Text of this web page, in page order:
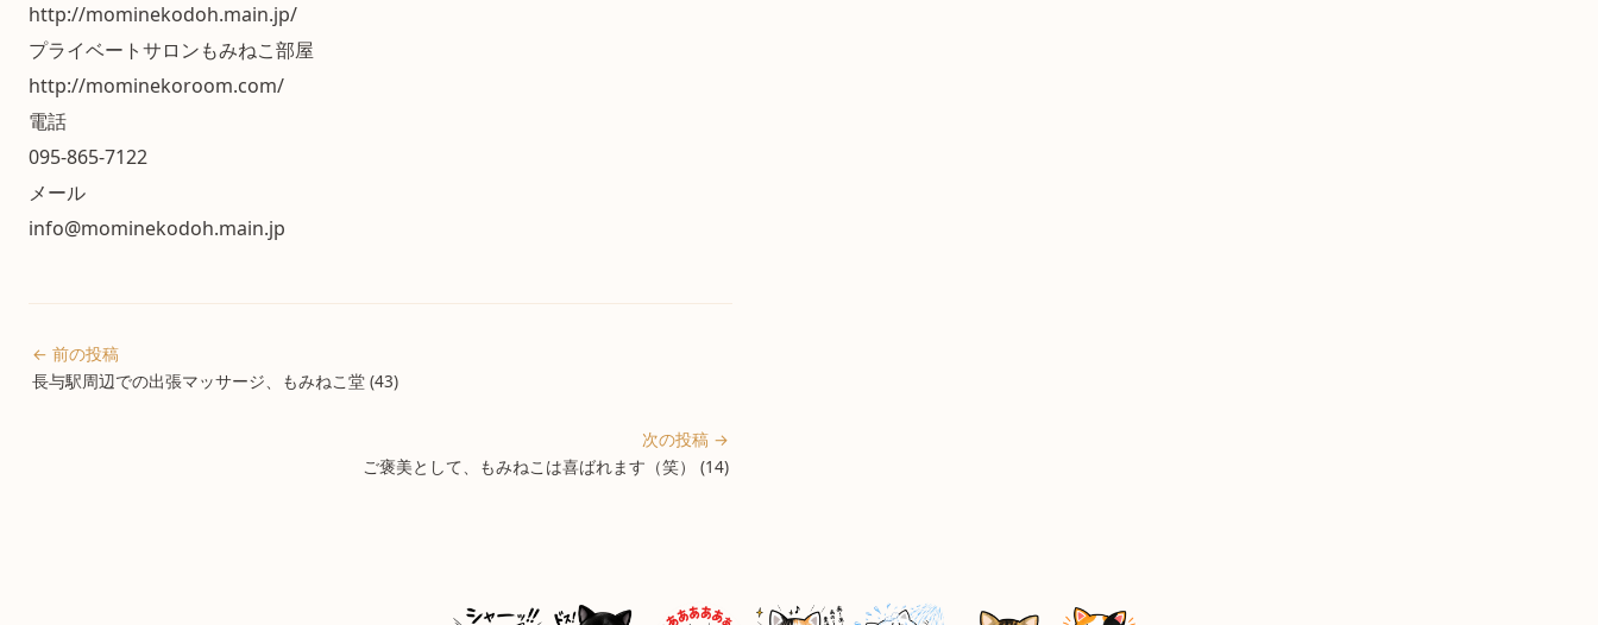
http://mominekodoh.main.jp/
プライベートサロンもみねこ部屋
http://mominekoroom.com/
電話
095-865-7122
メール
info@mominekodoh.main.jp
← 前の投稿
長与駅周辺での出張マッサージ、もみねこ堂 (43)
次の投稿 →
ご褒美として、もみねこは喜ばれます（笑） (14)